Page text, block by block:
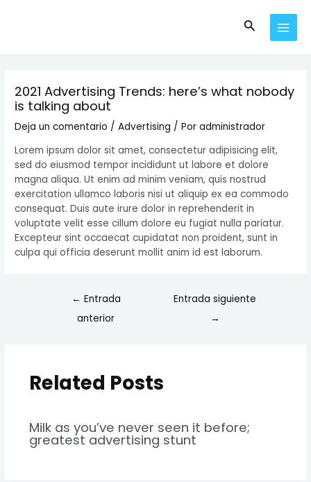
Buscar
2021 Advertising Trends: here’s what nobody
is talking about
Deja un comentario /Advertising / Poradministrador
Lorem ipsum dolor sit amet, consectetur adipisicing elit,
sed do eiusmod tempor incididunt ut labore et dolore
magna aliqua. Ut enim ad minim veniam, quis nostrud
exercitation ullamco laboris nisi ut aliquip ex ea commodo
consequat. Duis aute irure dolor in reprehenderit in
voluptate velit esse cillum dolore eu fugiat nulla pariatur.
Excepteur sint occaecat cupidatat non proident, sunt in
culpa qui officia deserunt mollit anim id est laborum.
← Entrada
anterior
Entrada siguiente
→
Related Posts
Milk as you’ve never seen it before;
greatest advertising stunt